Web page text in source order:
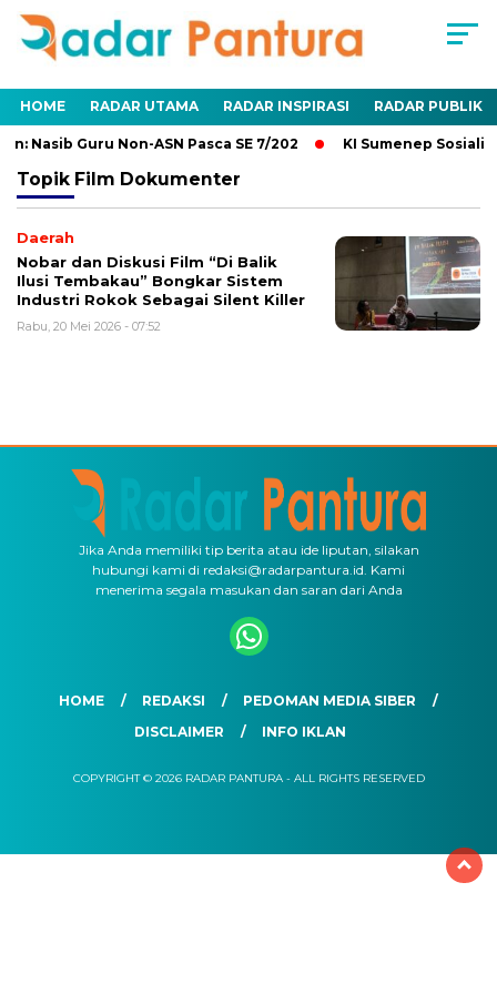
HOME RADAR UTAMA RADAR INSPIRASI RADAR PUBLIK
Nasib Guru Non-ASN Pasca SE 7/202 KI Sumenep
Topik Film Dokumenter
Daerah
Nobar dan Diskusi Film “Di Balik
Ilusi Tembakau” Bongkar Sistem
Industri Rokok Sebagai Silent Killer
Rabu, 20 Mei 2026 - 07:52
Jika Anda memiliki tip berita atau ide liputan, silakan
hubungi kami di redaksi@radarpantura.id. Kami
menerima segala masukan dan saran dari Anda
HOME REDAKSI
PEDOMAN MEDIA SIBER
DISCLAIMER
INFO IKLAN
COPYRIGHT © 2026 RADAR PANTURA - ALL RIGHTS RESERVED